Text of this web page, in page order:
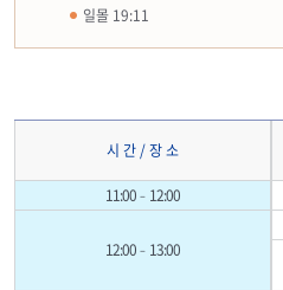
일몰 19:11
시 간 / 장 소
11:00–12:00
12:00–13:00